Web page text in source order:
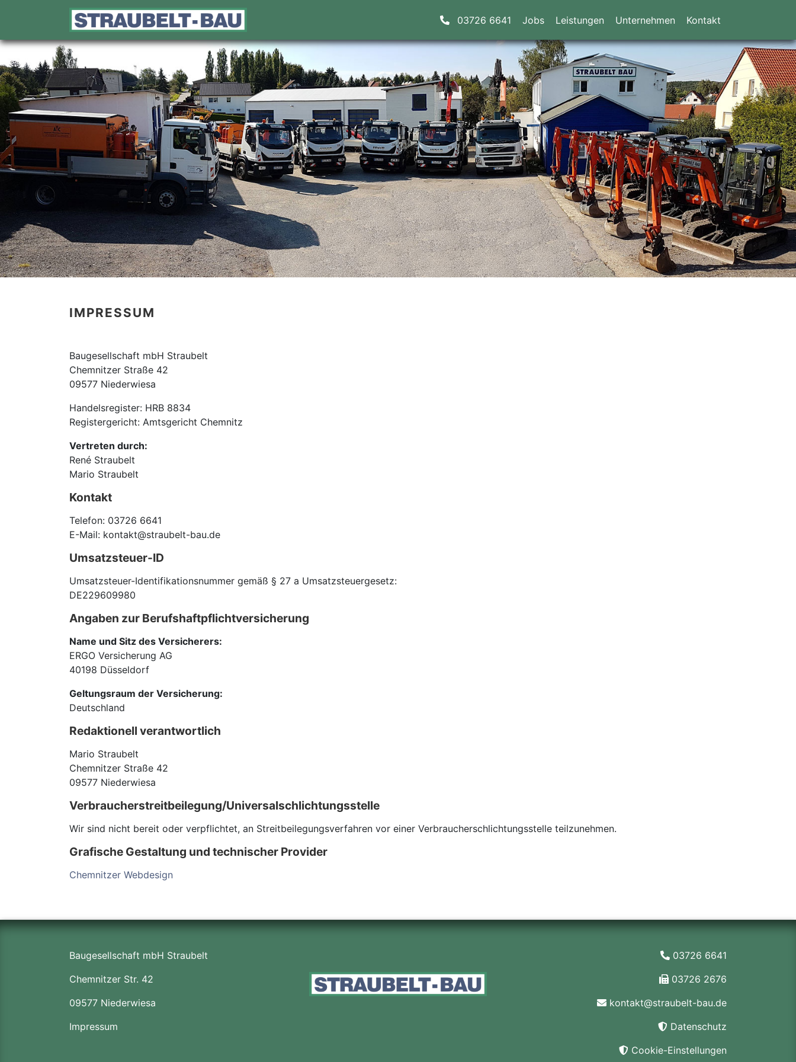
03726 6641 Jobs Leistungen Unternehmen Kontakt
IMPRESSUM
Baugesellschaft mbH Straubelt
Chemnitzer Straße 42
09577 Niederwiesa
Handelsregister: HRB 8834
Registergericht: Amtsgericht Chemnitz
Vertreten durch:
René Straubelt
Mario Straubelt
Kontakt
Telefon: 03726 6641
E-Mail: kontakt@straubelt-bau.de
Umsatzsteuer-ID
Umsatzsteuer-Identifikationsnummer gemäß § 27 a Umsatzsteuergesetz:
DE229609980
Angaben zur Berufs­haftpflicht­versicherung
Name und Sitz des Versicherers:
ERGO Versicherung AG
40198 Düsseldorf
Geltungsraum der Versicherung:
Deutschland
Redaktionell verantwortlich
Mario Straubelt
Chemnitzer Straße 42
09577 Niederwiesa
Verbraucher­streit­beilegung/Universal­schlichtungs­stelle
Wir sind nicht bereit oder verpflichtet, an Streitbeilegungsverfahren vor einer Verbraucherschlichtungsstelle teilzunehmen.
Grafische Gestaltung und technischer Provider
Chemnitzer Webdesign
Baugesellschaft mbH Straubelt
Chemnitzer Str. 42
09577 Niederwiesa
Impressum
03726 6641
03726 2676
kontakt@straubelt-bau.de
Datenschutz
Cookie-Einstellungen